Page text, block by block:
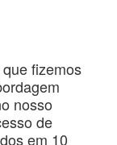
fizemos
nosso
de
em 10